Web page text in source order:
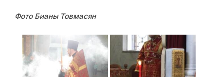
Фото Бианы Товмасян